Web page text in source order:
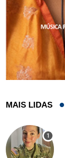
MAIS LIDAS